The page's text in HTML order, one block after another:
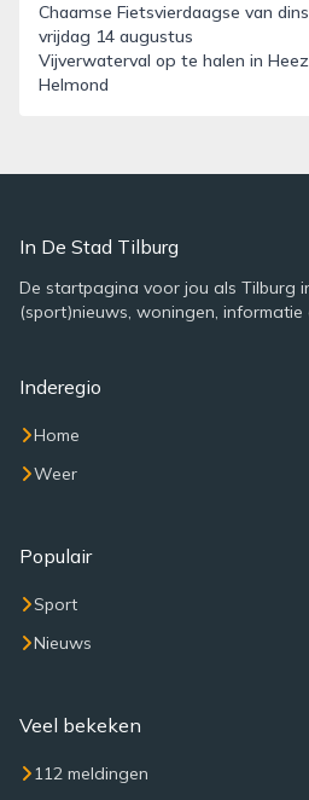
Chaamse Fietsvierdaagse van
vrijdag 14 augustus
Vijverwaterval op te halen in
Helmond
In De Stad Tilburg
De startpagina voor jou als Tilburg
(sport)nieuws, woningen,
Inderegio
Home
Weer
Populair
Sport
Nieuws
Veel bekeken
112 meldingen